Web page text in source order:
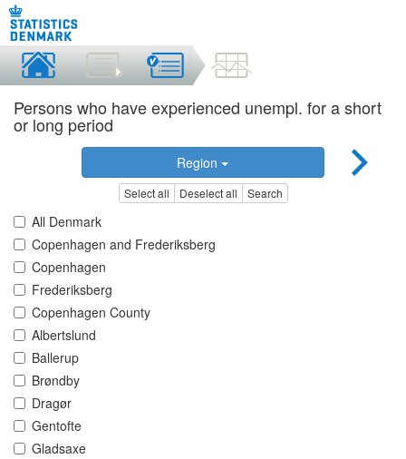
Persons who have experienced unempl. for a short
or long period
Region
Select all Deselect all Search
All Denmark
Copenhagen and Frederiksberg
Copenhagen
Frederiksberg
Copenhagen County
Albertslund
Ballerup
Brøndby
Dragør
Gentofte
Gladsaxe